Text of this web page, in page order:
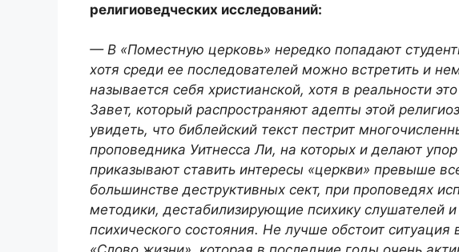
религиоведческих исследований:
— В «Поместную церковь» нередко попадают
хотя среди ее последователей можно встретить и
называется себя христианской, хотя в реальности
Завет, который распространяют адепты этой
увидеть, что библейский текст пестрит
проповедника Уитнесса Ли, на которых и делают
приказывают ставить интересы «церкви» превыше
большинстве деструктивных сект, при проповедях
методики, дестабилизирующие психику слушателей
психического состояния. Не лучше обстоит ситуация